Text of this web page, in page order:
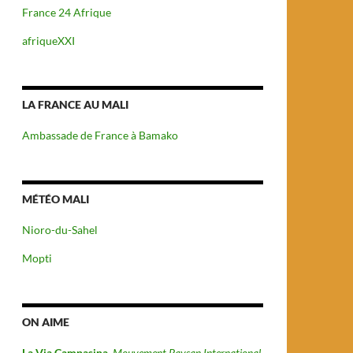
France 24 Afrique
afriqueXXI
LA FRANCE AU MALI
Ambassade de France à Bamako
MÉTÉO MALI
Nioro-du-Sahel
Mopti
ON AIME